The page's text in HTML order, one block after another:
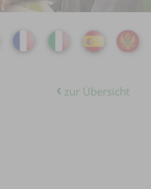
zur Übersicht